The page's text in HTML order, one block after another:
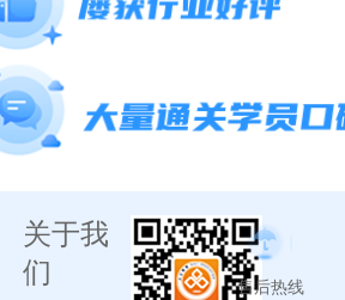
关于我
们
售后热线